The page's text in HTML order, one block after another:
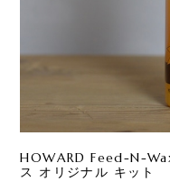
HOWARD Feed-N-
ス オリジナル キット